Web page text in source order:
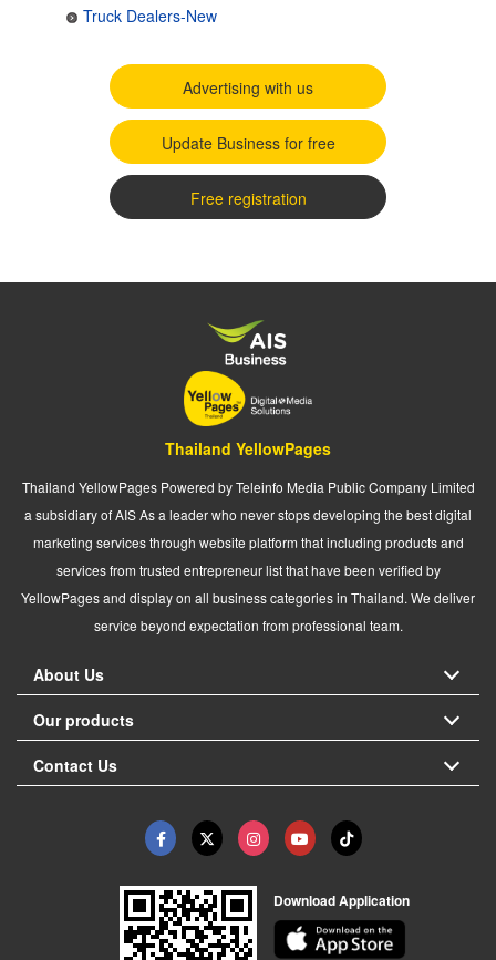
Truck Dealers-New
Advertising with us
Update Business for free
Free registration
Thailand YellowPages
Thailand YellowPages Powered by Teleinfo Media Public Company Limited
a subsidiary of AIS As a leader who never stops developing the best digital
marketing services through website platform that including products and
services from trusted entrepreneur list that have been verified by
YellowPages and display on all business categories in Thailand. We deliver
service beyond expectation from professional team.
About Us
Our products
Contact Us
Download Application